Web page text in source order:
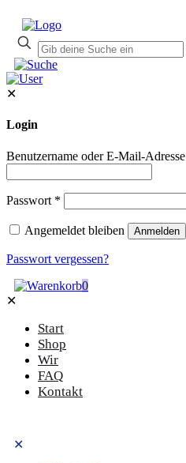
✕
Login
Benutzername oder E-Mail-Adresse
Passwort *
Angemeldet bleiben Anmelden
Passwort vergessen?
0
✕
Start
Shop
Wir
FAQ
Kontakt
✕